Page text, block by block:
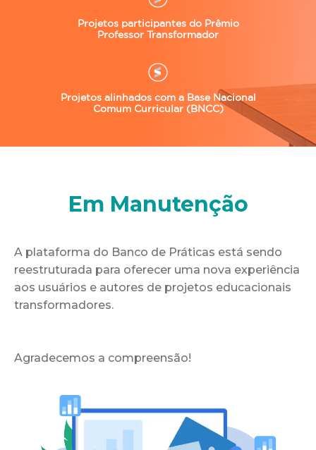
Projetos participantes do Prêmio
Professor Transformador
Projetos alinhados com a Base Nacional
Comum Curricular (BNCC)
Em Manutenção
A plataforma do Banco de Práticas está sendo
reestruturada para oferecer uma nova experiência
aos usuários e autores de projetos educacionais
transformadores.
Agradecemos a compreensão!